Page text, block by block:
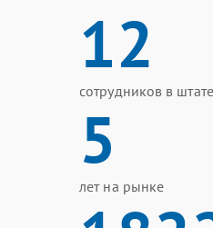
12
сотрудников в штате
5
лет на рынке